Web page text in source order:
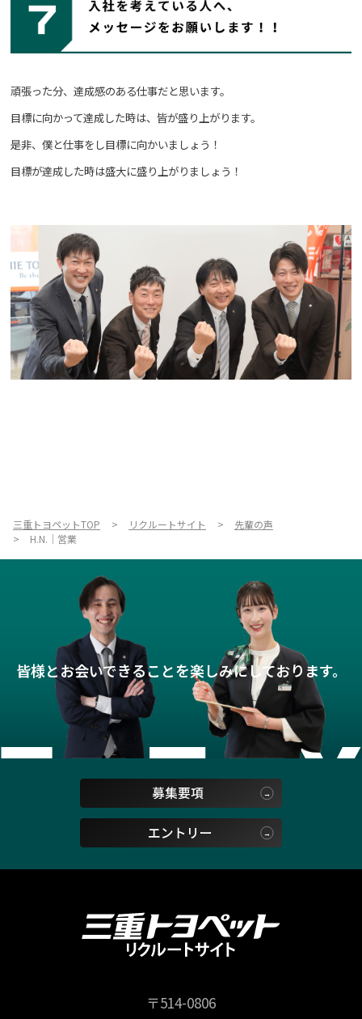
頑張った分、達成感のある仕事だと思います。
目標に向かって達成した時は、皆が盛り上がります。
是非、僕と仕事をし目標に向かいましょう！
目標が達成した時は盛大に盛り上がりましょう！
三重トヨペットTOP リクルートサイト
先輩の声
H.N.｜営業
皆様とお会いできることを楽しみにしております。
〒514-0806